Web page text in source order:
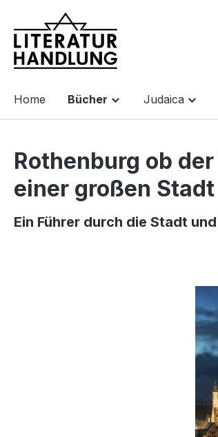
Zur Hauptnavigation springen
Home Bücher Judaica
Rothenburg ob
einer großen Stadt
Ein Führer durch die Stadt